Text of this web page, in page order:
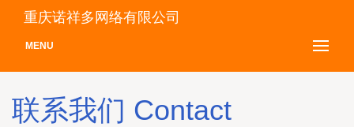
重庆诺祥多网络有限公司
MENU
联系我们 Contact